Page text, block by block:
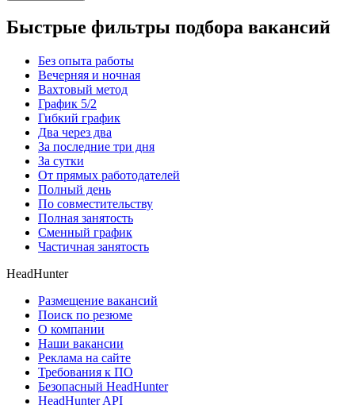
Быстрые фильтры подбора вакансий
Без опыта работы
Вечерняя и ночная
Вахтовый метод
График 5/2
Гибкий график
Два через два
За последние три дня
За сутки
От прямых работодателей
Полный день
По совместительству
Полная занятость
Сменный график
Частичная занятость
HeadHunter
Размещение вакансий
Поиск по резюме
О компании
Наши вакансии
Реклама на сайте
Требования к ПО
Безопасный HeadHunter
HeadHunter API